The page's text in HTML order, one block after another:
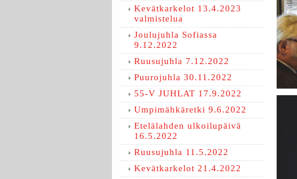
Kevätkarkelot 13.4.2023
valmistelua
Joulujuhla Sofiassa
9.12.2022
Ruusujuhla 7.12.2022
Puurojuhla 30.11.2022
55-V JUHLAT 17.9.2022
Umpimähkäretki 9.6.2022
Etelälahden ulkoilupäivä
16.5.2022
Ruusujuhla 11.5.2022
Kevätkarkelot 21.4.2022